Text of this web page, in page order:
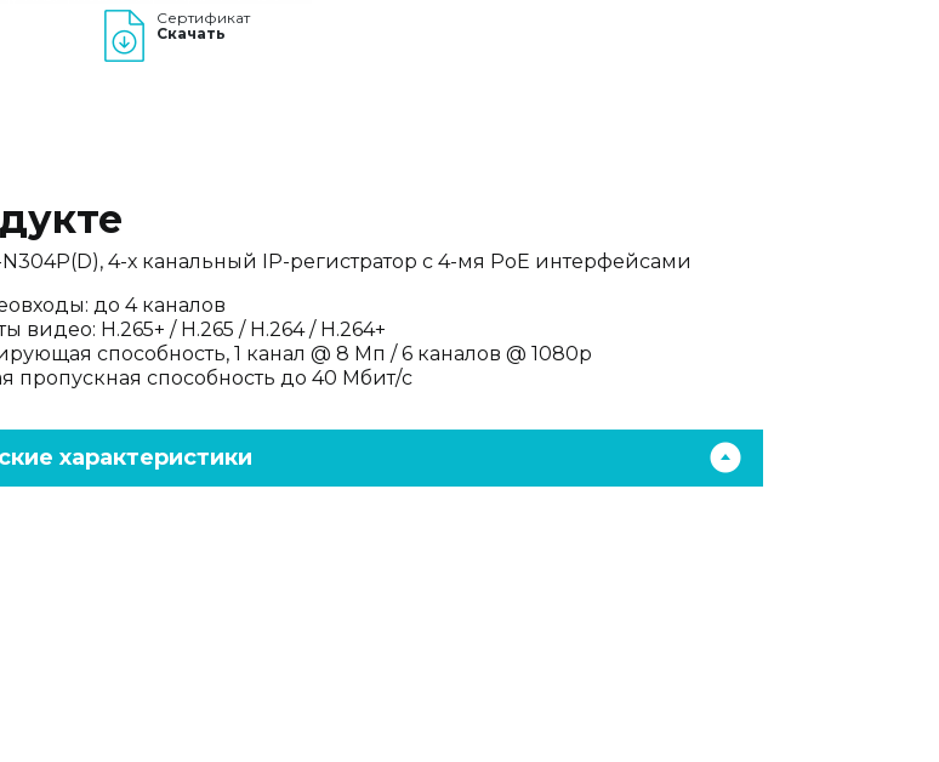
Сертификат
Скачать
4-х канальный IP-регистратор c 4-мя PoE интерфейсами
до 4 каналов
видео: H.265+ / H.265 / H.264 / H.264+
способность, 1 канал @ 8 Мп / 6 каналов @ 1080p
пропускная способность до 40 Мбит/с
характеристики